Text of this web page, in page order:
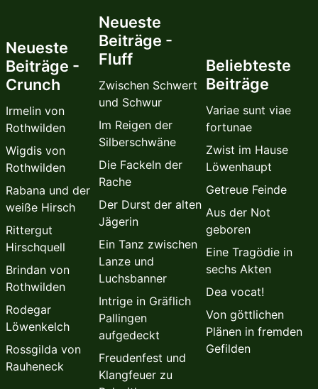
Neueste
Beiträge -
Crunch
Irmelin von
Rothwilden
Wigdis von
Rothwilden
Rabana und der
weiße Hirsch
Rittergut
Hirschquell
Brindan von
Rothwilden
Rodegar
Löwenkelch
Rossgilda von
Rauheneck
Neueste
Beiträge -
Fluff
Zwischen Schwert
und Schwur
Im Reigen der
Silberschwäne
Die Fackeln der
Rache
Der Durst der alten
Jägerin
Ein Tanz zwischen
Lanze und
Luchsbanner
Intrige in Gräflich
Pallingen
aufgedeckt
Freudenfest und
Klangfeuer zu
Beliebteste
Beiträge
Variae sunt viae
fortunae
Zwist im Hause
Löwenhaupt
Getreue Feinde
Aus der Not
geboren
Eine Tragödie in
sechs Akten
Dea vocat!
Von göttlichen
Plänen in fremden
Gefilden